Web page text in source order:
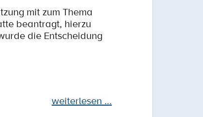
mit zum Thema
beantragt, hierzu
die Entscheidung
weiterlesen ...